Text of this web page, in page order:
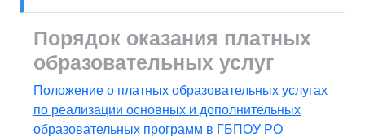
Порядок оказания платных
образовательных услуг
Положение о платных образовательных услугах
по реализации основных и дополнительных
образовательных программ в ГБПОУ РО